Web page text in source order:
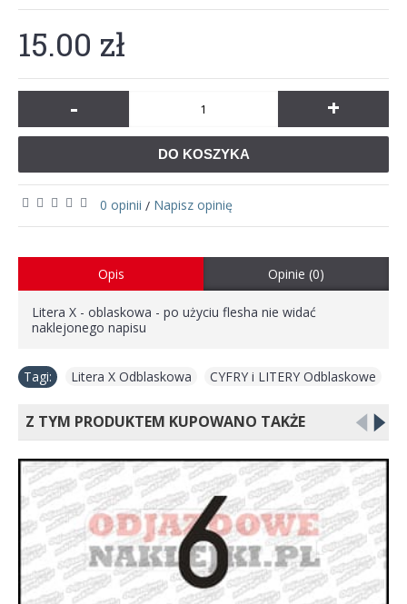
15.00 zł
- +
DO KOSZYKA
0 opinii / Napisz opinię
Opis Opinie (0)
Litera X - oblaskowa - po użyciu flesha nie widać
naklejonego napisu
Tagi: Litera X Odblaskowa CYFRY i LITERY Odblaskowe
Z TYM PRODUKTEM KUPOWANO TAKŻE